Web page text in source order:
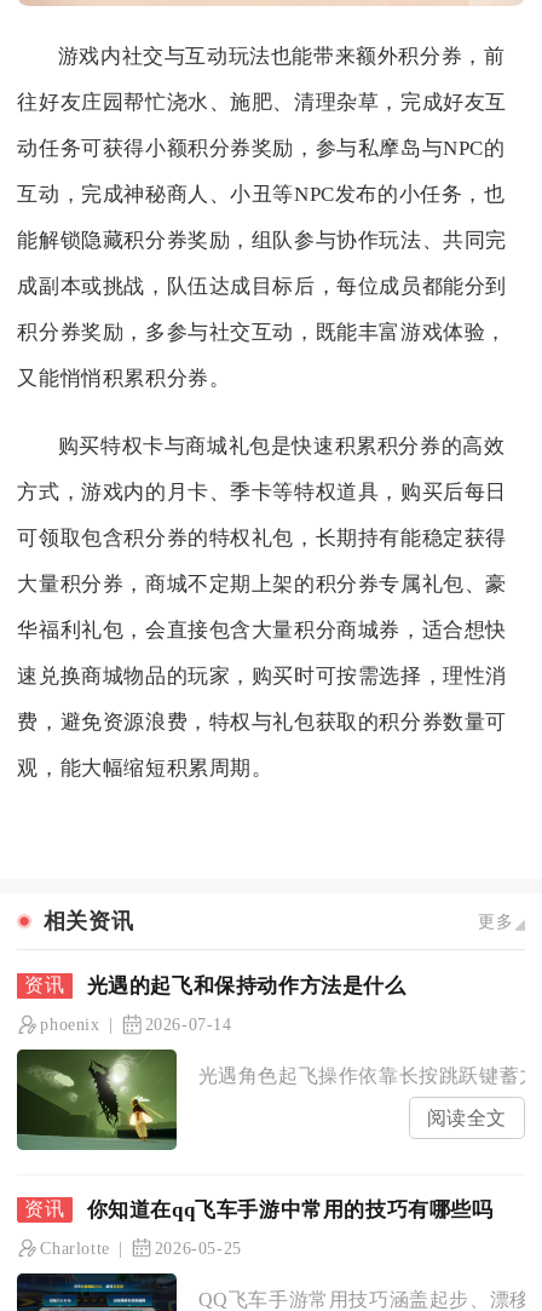
游戏内社交与互动玩法也能带来额外积分券，前
往好友庄园帮忙浇水、施肥、清理杂草，完成好友互
动任务可获得小额积分券奖励，参与私摩岛与NPC的
互动，完成神秘商人、小丑等NPC发布的小任务，也
能解锁隐藏积分券奖励，组队参与协作玩法、共同完
成副本或挑战，队伍达成目标后，每位成员都能分到
积分券奖励，多参与社交互动，既能丰富游戏体验，
又能悄悄积累积分券。
购买特权卡与商城礼包是快速积累积分券的高效
方式，游戏内的月卡、季卡等特权道具，购买后每日
可领取包含积分券的特权礼包，长期持有能稳定获得
大量积分券，商城不定期上架的积分券专属礼包、豪
华福利礼包，会直接包含大量积分商城券，适合想快
速兑换商城物品的玩家，购买时可按需选择，理性消
费，避免资源浪费，特权与礼包获取的积分券数量可
观，能大幅缩短积累周期。
相关资讯 更多
光遇的起飞和保持动作方法是什么
phoenix 2026-07-14
光遇角色起飞操作依靠长按跳跃键蓄
阅读全文
你知道在qq飞车手游中常用的技巧有哪些吗
Charlotte 2026-05-25
QQ飞车手游常用技巧涵盖起步、漂移